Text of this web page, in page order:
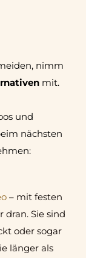
nimm
mit.
und
nächsten
– mit festen
Sie sind
oder sogar
länger als